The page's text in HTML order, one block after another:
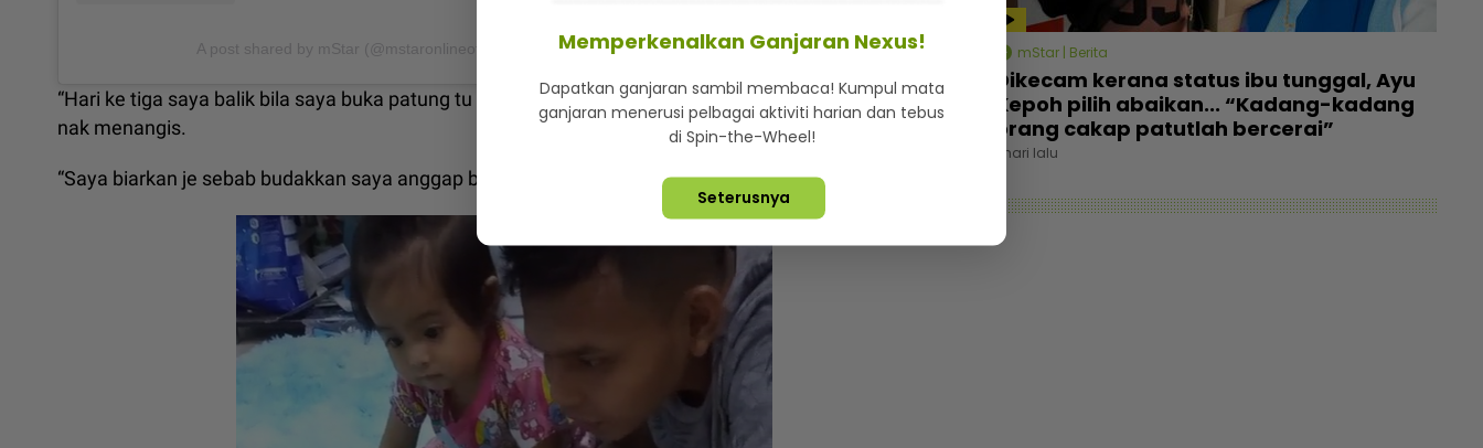
A post shared by mStar (@mstaronlineofficial)
“Hari ke tiga saya balik bila saya buka patung tu nak bagi anak main, muka dia terus berubah macam
nak menangis.
“Saya biarkan je sebab budakkan saya anggap benda biasa,” katanya.
mStar | Berita
Dikecam kerana status ibu tunggal, Ayu
Kepoh pilih abaikan... “Kadang-kadang
orang cakap patutlah bercerai”
1 hari lalu
Memperkenalkan Ganjaran Nexus!
Dapatkan ganjaran sambil membaca! Kumpul mata
ganjaran menerusi pelbagai aktiviti harian dan tebus
di Spin-the-Wheel!
Seterusnya